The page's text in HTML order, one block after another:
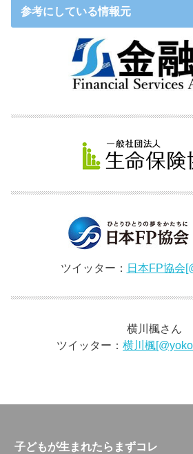
参考にしている情報元
ツイッター： 日本FP協会
横川楓さん
ツイッター： 横川楓
子どもが生まれたらまずコレ